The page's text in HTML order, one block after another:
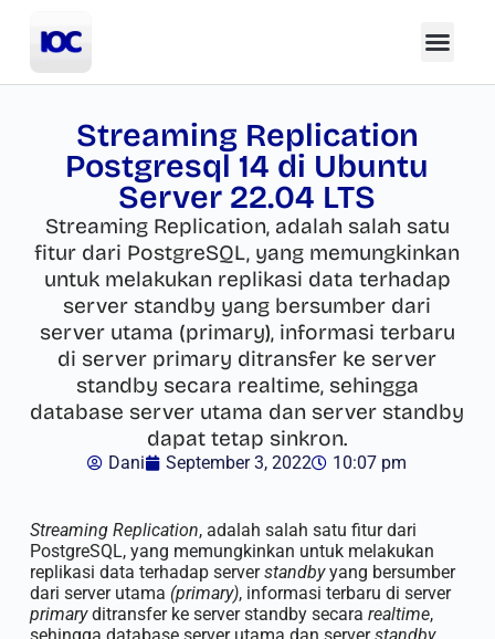
Streaming Replication
Postgresql 14 di Ubuntu
Server 22.04 LTS
Streaming Replication, adalah salah satu
fitur dari PostgreSQL, yang memungkinkan
untuk melakukan replikasi data terhadap
server standby yang bersumber dari
server utama (primary), informasi terbaru
di server primary ditransfer ke server
standby secara realtime, sehingga
database server utama dan server standby
dapat tetap sinkron.
Dani September 3, 2022 10:07 pm
Streaming Replication, adalah salah satu fitur dari
PostgreSQL, yang memungkinkan untuk melakukan
replikasi data terhadap serverstandbyyang bersumber
dari server utama (primary), informasi terbaru di server
primaryditransfer ke server standby secara realtime,